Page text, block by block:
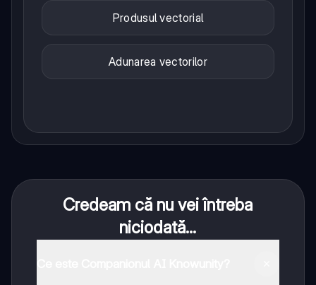
Produsul vectorial
Adunarea vectorilor
Credeam că nu vei întreba
niciodată...